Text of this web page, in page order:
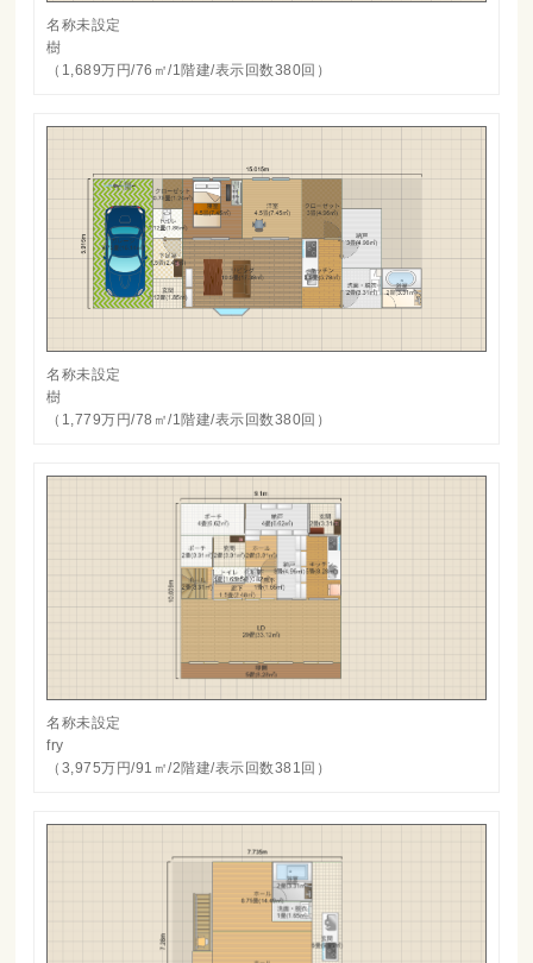
名称未設定
樹
（1,689万円/76㎡/1階建/表示回数380回）
名称未設定
樹
（1,779万円/78㎡/1階建/表示回数380回）
名称未設定
fry
（3,975万円/91㎡/2階建/表示回数381回）